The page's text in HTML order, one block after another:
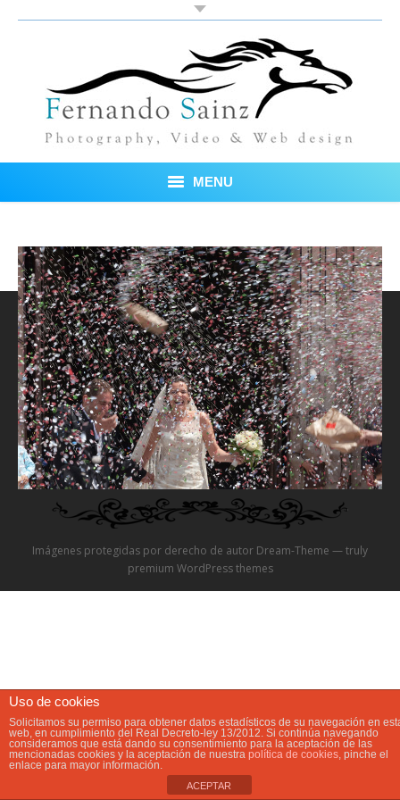
MENU
Fotos
Blog
Sobre mí
Testimonios
Video
Preguntas?
Precios
Contacta
Imágenes protegidas por derecho de autor Dream-Theme — truly
premium WordPress themes
Uso de cookies
Solicitamos su permiso para obtener datos estadísticos de su navegación en
web, en cumplimiento del Real Decreto-ley 13/2012. Si continúa navegando
consideramos que está dando su consentimiento para la aceptación de las
mencionadas cookies y la aceptación de nuestra política de cookies, pinche el
enlace para mayor información.
ACEPTAR